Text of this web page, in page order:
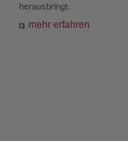
herausbringt.
mehr erfahren